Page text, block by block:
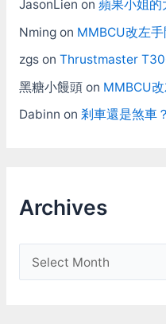
JasonLien on 蘋果小姐的
Nmingon MMBCU改左手
zgson Thrustmaster
黑糖小饅頭on MMBCU
Dabinn on 剎車還是煞車？
Archives
r